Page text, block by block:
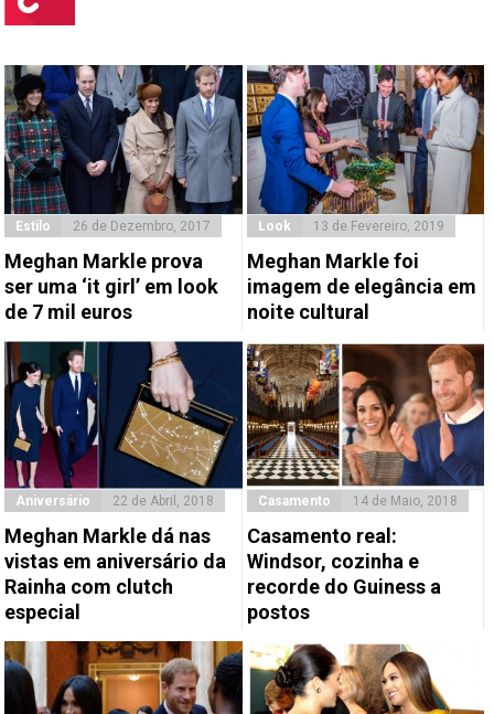
Estilo 26 de Dezembro, 2017
Meghan Markle prova
ser uma ‘it girl’ em look
de 7 mil euros
Look 13 de Fevereiro, 2019
Meghan Markle foi
imagem de elegância em
noite cultural
Aniversário 22 de Abril, 2018
Meghan Markle dá nas
vistas em aniversário da
Rainha com clutch
especial
Casamento 14 de Maio, 2018
Casamento real:
Windsor, cozinha e
recorde do Guiness a
postos